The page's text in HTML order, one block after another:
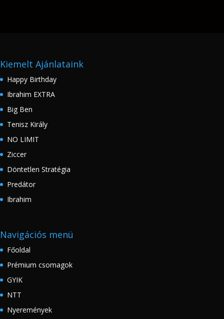
Kiemelt Ajánlataink
Happy Birthday
Ibrahim EXTRA
Big Ben
Tenisz Király
NO LIMIT
Ziccer
Döntetlen Stratégia
Predátor
Ibrahim
Navigációs menü
Főoldal
Prémium csomagok
GYIK
NTT
Nyeremények